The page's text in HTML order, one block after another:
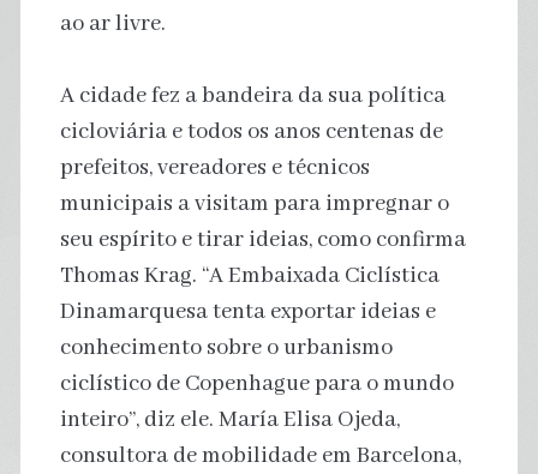
ao ar livre.
A cidade fez a bandeira da sua política
cicloviária e todos os anos centenas de
prefeitos, vereadores e técnicos
municipais a visitam para impregnar o
seu espírito e tirar ideias, como confirma
Thomas Krag. “A Embaixada Ciclística
Dinamarquesa tenta exportar ideias e
conhecimento sobre o urbanismo
ciclístico de Copenhague para o mundo
inteiro”, diz ele. María Elisa Ojeda,
consultora de mobilidade em Barcelona, ​​